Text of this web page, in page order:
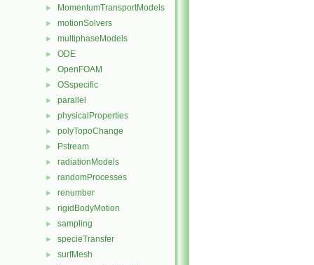
► MomentumTransportModels
► motionSolvers
► multiphaseModels
► ODE
► OpenFOAM
► OSspecific
► parallel
► physicalProperties
► polyTopoChange
► Pstream
► radiationModels
► randomProcesses
► renumber
► rigidBodyMotion
► sampling
► specieTransfer
► surfMesh